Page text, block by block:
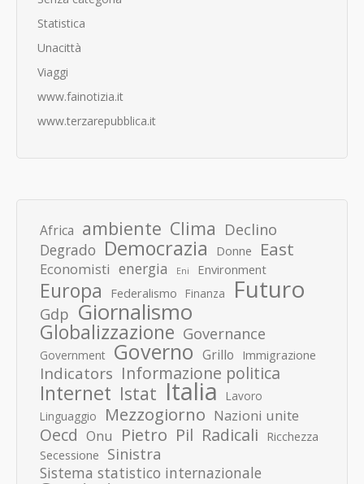
Statistica
Unacittà
Viaggi
www.fainotizia.it
www.terzarepubblica.it
Africa ambiente Clima Declino
Degrado Democrazia Donne East
Economisti energia Eni Environment
Europa Federalismo Finanza Futuro
Gdp Giornalismo
Globalizzazione Governance
Government Governo Grillo Immigrazione
Indicators Informazione politica
Internet Istat Italia
Lavoro
Linguaggio
Mezzogiorno Nazioni unite
Oecd Onu Pietro Pil Radicali Ricchezza
Secessione Sinistra
Sistema statistico internazionale